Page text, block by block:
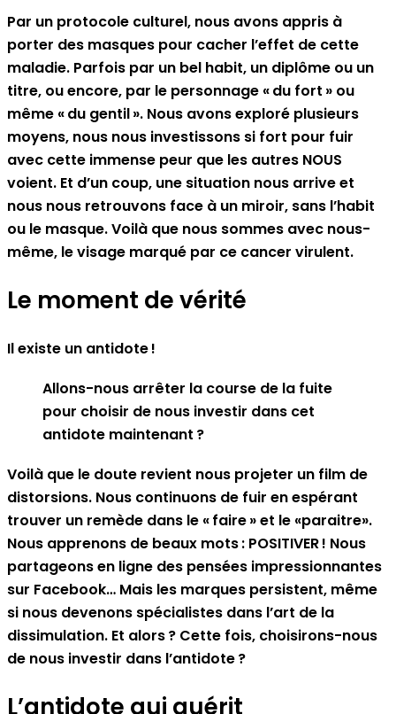
Par un protocole culturel, nous avons appris à
porter des masques pour cacher l’effet de cette
maladie. Parfois par un bel habit, un diplôme ou un
titre, ou encore, par le personnage « du fort » ou
même « du gentil ». Nous avons exploré plusieurs
moyens, nous nous investissons si fort pour fuir
avec cette immense peur que les autres NOUS
voient. Et d’un coup, une situation nous arrive et
nous nous retrouvons face à un miroir, sans l’habit
ou le masque. Voilà que nous sommes avec nous-
même, le visage marqué par ce cancer virulent.
Le moment de vérité
Il existe un antidote !
Allons-nous arrêter la course de la fuite
pour choisir de nous investir dans cet
antidote maintenant ?
Voilà que le doute revient nous projeter un film de
distorsions. Nous continuons de fuir en espérant
trouver un remède dans le « faire » et le «paraitre».
Nous apprenons de beaux mots : POSITIVER ! Nous
partageons en ligne des pensées impressionnantes
sur Facebook… Mais les marques persistent, même
si nous devenons spécialistes dans l’art de la
dissimulation. Et alors ? Cette fois, choisirons-nous
de nous investir dans l’antidote ?
L’antidote qui guérit